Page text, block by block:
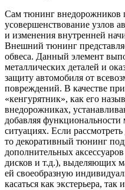
Сам тюнинг внедорожников
усовершенствование узлов
и изменения внутренней
Внешний тюнинг
обвеса. Данный элемент
металлических деталей и
защиту автомобиля от
повреждений. В качестве
«кенгурятник», как его
внедорожниках,
добавляя
ситуациях. Если
то декоративный тюнинг
дополнительных
дисков и т.д.), выделяющих
ей своеобразную
касаться как экстерьера, так